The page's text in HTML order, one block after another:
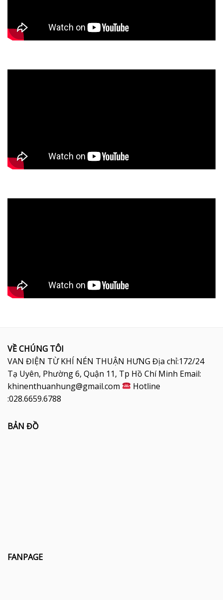
VỀ CHÚNG TÔI
VAN ĐIỆN TỪ KHÍ NÉN THUẬN HƯNG Địa chỉ:172/24
Tạ Uyên, Phường 6, Quận 11, Tp Hồ Chí Minh Email:
khinenthuanhung@gmail.com
Hotline
:028.6659.6788
BẢN ĐỒ
FANPAGE